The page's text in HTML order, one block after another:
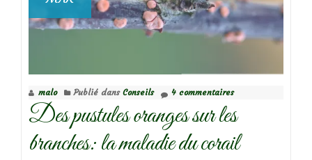
malo Publié dans Conseils 4 commentaires
Des pustules oranges sur les
branches: la maladie du corail